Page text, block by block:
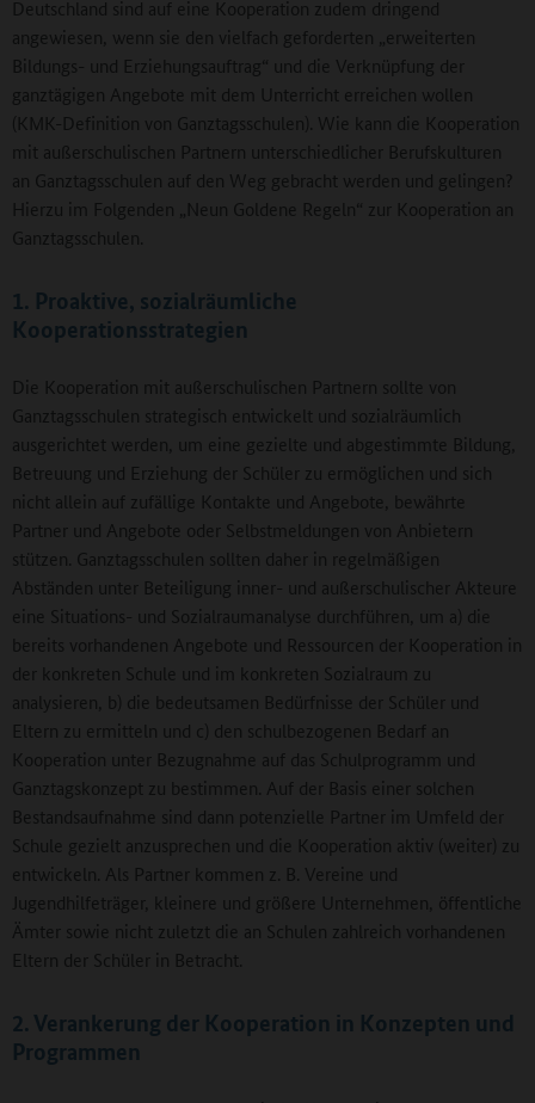
Deutschland sind auf eine Kooperation zudem dringend
angewiesen, wenn sie den vielfach geforderten „erweiterten
Bildungs- und Erziehungsauftrag“ und die Verknüpfung der
ganztägigen Angebote mit dem Unterricht erreichen wollen
(KMK-Definition von Ganztagsschulen). Wie kann die Kooperation
mit außerschulischen Partnern unterschiedlicher Berufskulturen
an Ganztagsschulen auf den Weg gebracht werden und gelingen?
Hierzu im Folgenden „Neun Goldene Regeln“ zur Kooperation an
Ganztagsschulen.
1. Proaktive, sozialräumliche
Kooperationsstrategien
Die Kooperation mit außerschulischen Partnern sollte von
Ganztagsschulen strategisch entwickelt und sozialräumlich
ausgerichtet werden, um eine gezielte und abgestimmte Bildung,
Betreuung und Erziehung der Schüler zu ermöglichen und sich
nicht allein auf zufällige Kontakte und Angebote, bewährte
Partner und Angebote oder Selbstmeldungen von Anbietern
stützen. Ganztagsschulen sollten daher in regelmäßigen
Abständen unter Beteiligung inner- und außerschulischer Akteure
eine Situations- und Sozialraumanalyse durchführen, um a) die
bereits vorhandenen Angebote und Ressourcen der Kooperation in
der konkreten Schule und im konkreten Sozialraum zu
analysieren, b) die bedeutsamen Bedürfnisse der Schüler und
Eltern zu ermitteln und c) den schulbezogenen Bedarf an
Kooperation unter Bezugnahme auf das Schulprogramm und
Ganztagskonzept zu bestimmen. Auf der Basis einer solchen
Bestandsaufnahme sind dann potenzielle Partner im Umfeld der
Schule gezielt anzusprechen und die Kooperation aktiv (weiter) zu
entwickeln. Als Partner kommen z. B. Vereine und
Jugendhilfeträger, kleinere und größere Unternehmen, öffentliche
Ämter sowie nicht zuletzt die an Schulen zahlreich vorhandenen
Eltern der Schüler in Betracht.
2. Verankerung der Kooperation in Konzepten und
Programmen